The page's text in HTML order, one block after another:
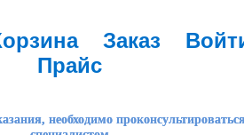
Заказ
Прайс
необходимо